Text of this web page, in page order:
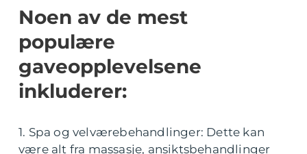
Noen av de mest
populære
gaveopplevelsene
inkluderer:
1. Spa og velværebehandlinger: Dette kan
være alt fra massasje, ansiktsbehandlinger